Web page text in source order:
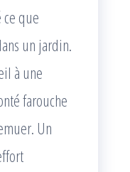
que
un jardin.
à une
farouche
Un